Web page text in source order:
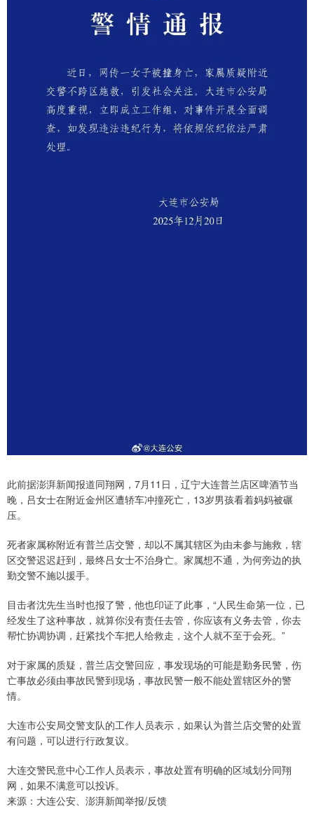
此前据澎湃新闻报道同翔网，7月11日，辽宁大连普兰店区啤酒节当
晚，吕女士在附近金州区遭轿车冲撞死亡，13岁男孩看着妈妈被碾
压。
死者家属称附近有普兰店交警，却以不属其辖区为由未参与施救，辖
区交警迟迟赶到，最终吕女士不治身亡。家属想不通，为何旁边的执
勤交警不施以援手。
目击者沈先生当时也报了警，他也印证了此事，“人民生命第一位，已
经发生了这种事故，就算你没有责任去管，你应该有义务去管，你去
帮忙协调协调，赶紧找个车把人给救走，这个人就不至于会死。”
对于家属的质疑，普兰店交警回应，事发现场的可能是勤务民警，伤
亡事故必须由事故民警到现场，事故民警一般不能处置辖区外的警
情。
大连市公安局交警支队的工作人员表示，如果认为普兰店交警的处置
有问题，可以进行行政复议。
大连交警民意中心工作人员表示，事故处置有明确的区域划分同翔
网，如果不满意可以投诉。
来源：大连公安、澎湃新闻举报/反馈